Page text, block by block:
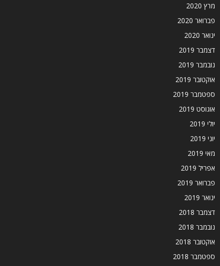
מרץ 2020
פברואר 2020
ינואר 2020
דצמבר 2019
נובמבר 2019
אוקטובר 2019
ספטמבר 2019
אוגוסט 2019
יולי 2019
יוני 2019
מאי 2019
אפריל 2019
פברואר 2019
ינואר 2019
דצמבר 2018
נובמבר 2018
אוקטובר 2018
ספטמבר 2018